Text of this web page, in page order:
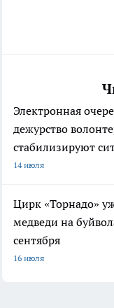
Электронная
дежурство
стабилизируют
14 июля
Цирк «Торнадо»
медведи на
сентября
16 июля